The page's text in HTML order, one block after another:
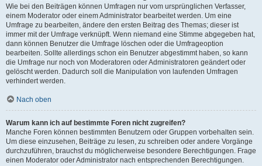
Wie bei den Beiträgen können Umfragen nur vom ursprünglichen Verfasser,
einem Moderator oder einem Administrator bearbeitet werden. Um eine
Umfrage zu bearbeiten, ändere den ersten Beitrag des Themas; dieser ist
immer mit der Umfrage verknüpft. Wenn niemand eine Stimme abgegeben hat,
dann können Benutzer die Umfrage löschen oder die Umfrageoption
bearbeiten. Sollte allerdings schon ein Benutzer abgestimmt haben, so kann
die Umfrage nur noch von Moderatoren oder Administratoren geändert oder
gelöscht werden. Dadurch soll die Manipulation von laufenden Umfragen
verhindert werden.
Nach oben
Warum kann ich auf bestimmte Foren nicht zugreifen?
Manche Foren können bestimmten Benutzern oder Gruppen vorbehalten sein.
Um diese einzusehen, Beiträge zu lesen, zu schreiben oder andere Vorgänge
durchzuführen, brauchst du möglicherweise besondere Berechtigungen. Frage
einen Moderator oder Administrator nach entsprechenden Berechtigungen.